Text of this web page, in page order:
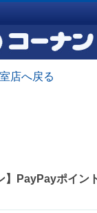
店へ戻る
】PayPayポイン